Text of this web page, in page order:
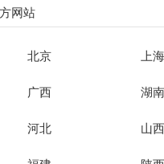
网站
北京 上海
广西 湖南
河北 山西